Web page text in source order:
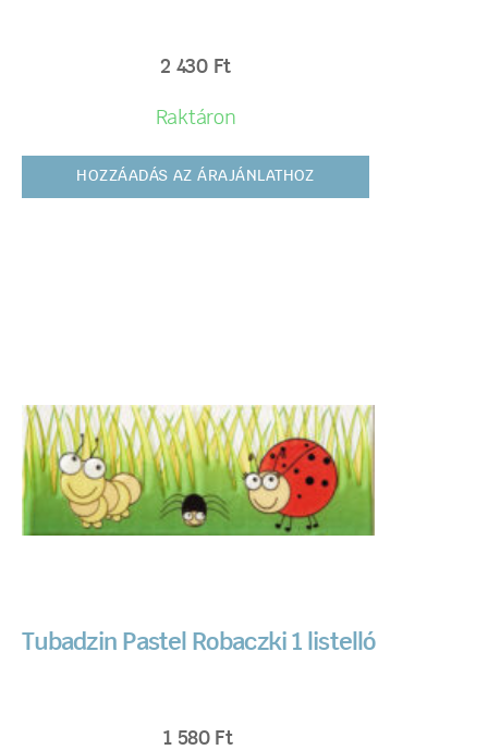
2 430 Ft
Raktáron
HOZZÁADÁS AZ ÁRAJÁNLATHOZ
Tubadzin Pastel Robaczki 1 listelló
1 580 Ft